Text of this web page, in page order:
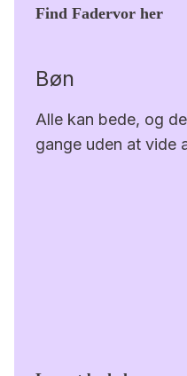
Find Fadervor her
Bøn
Alle kan bede, og
gange uden at vide